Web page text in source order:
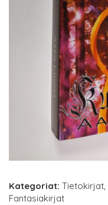
Kategoriat: Tietokirjat,
Fantasiakirjat